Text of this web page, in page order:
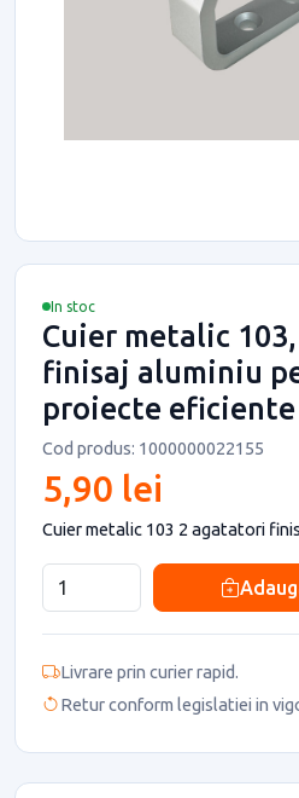
In stoc
Cuier metalic
finisaj aluminiu
proiecte eficiente
Cod produs: 1000000022155
5,90 lei
Cuier metalic 103 2 agatatori
Livrare prin curier rapid.
Retur conform legislatiei in